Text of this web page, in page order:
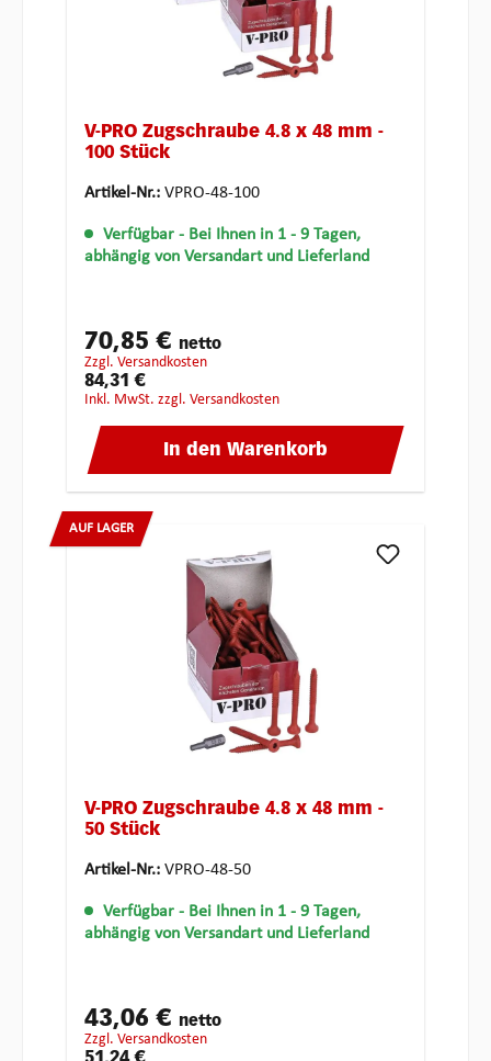
V-PRO Zugschraube 4.8 x 48 mm -
100 Stück
Artikel-Nr.: VPRO-48-100
Verfügbar - Bei Ihnen in 1 - 9 Tagen,
abhängig von Versandart und Lieferland
70,85 € netto
zzgl. Versandkosten
84,31 €
inkl. MwSt. zzgl. Versandkosten
In den Warenkorb
AUF LAGER
V-PRO Zugschraube 4.8 x 48 mm -
50 Stück
Artikel-Nr.: VPRO-48-50
Verfügbar - Bei Ihnen in 1 - 9 Tagen,
abhängig von Versandart und Lieferland
43,06 € netto
zzgl. Versandkosten